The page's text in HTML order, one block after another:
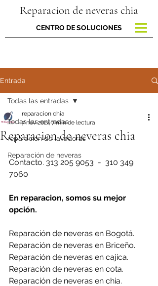
Reparacion de neveras chia
CENTRO DE SOLUCIONES
Entrada
Todas las entradas
reparacion de lavadoras
Reparación de neveras
Todas las entradas
Reparacion de neveras chia
reparacion chia
7 nov 20247 min de lectura
Contacto. 313 205 9053  -  310 349
7060
En reparacion, somos su mejor
opción.
Reparación de neveras en Bogotá.
Reparación de neveras en Briceño.
Reparación de neveras en cajica.
Reparación de neveras en cota.
Reparación de neveras en chia.